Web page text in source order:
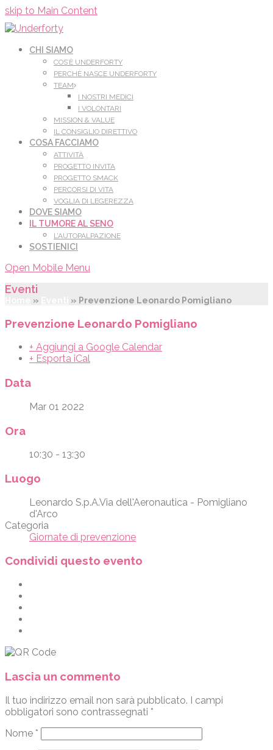
skip to Main Content
CHI SIAMO
COS’È UNDERFORTY
PERCHÈ NASCE UNDERFORTY
TEAM
I NOSTRI MEDICI
I VOLONTARI
MISSION & VALUE
IL CONSIGLIO DIRETTIVO
COSA FACCIAMO
ATTIVITÀ
PROGETTO INVITA
PROGETTO SMACK
PERCORSI DI VITA
VOGLIA DI LEGEREZZA
DOVE SIAMO
IL TUMORE AL SENO
L’AUTOPALPAZIONE
SOSTIENICI
Open Mobile Menu
Eventi
» » Prevenzione Leonardo Pomigliano
Prevenzione Leonardo Pomigliano
+ Aggiungi a Google Calendar
+ Esporta iCal
Data
Mar 01 2022
Ora
10:30 - 13:30
Luogo
Leonardo S.p.A.Via dell'Aeronautica - Pomigliano
d'Arco
Categoria
Giornate di prevenzione
Condividi questo evento
Lascia un commento
Il tuo indirizzo email non sarà pubblicato. I campi
obbligatori sono contrassegnati *
Nome *